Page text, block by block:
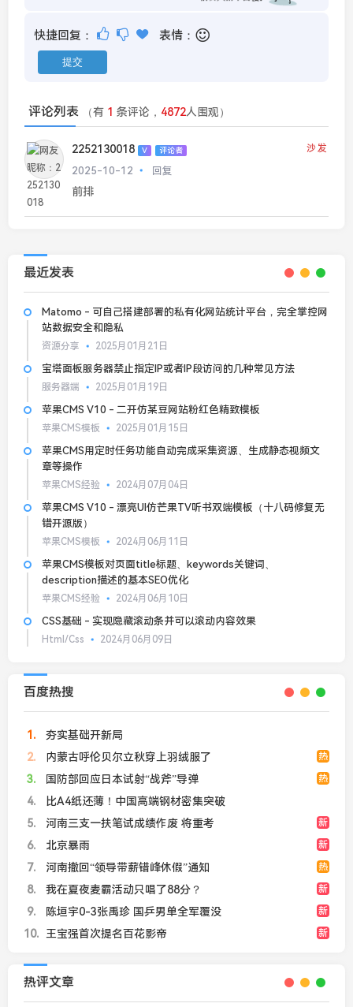
快捷回复： 表情：
评论列表 （有 1 条评论， 4872人围观）
2252130018 V 评论者 沙发
2025-10-12 回复
前排
最近发表
Matomo - 可自己搭建部署的私有化网站统计平台，完全掌控网
站数据安全和隐私
资源分享 2025月01月21日
宝塔面板服务器禁止指定IP或者IP段访问的几种常见方法
服务器端 2025月01月19日
苹果CMS V10 - 二开仿某豆网站粉红色精致模板
苹果CMS模板 2025月01月15日
苹果CMS用定时任务功能自动完成采集资源、生成静态视频文
章等操作
苹果CMS经验 2024月07月04日
苹果CMS V10 - 漂亮UI仿芒果TV听书双端模板（十八码修复无
错开源版）
苹果CMS模板 2024月06月11日
苹果CMS模板对页面title标题、keywords关键词、
description描述的基本SEO优化
苹果CMS经验 2024月06月10日
CSS基础 - 实现隐藏滚动条并可以滚动内容效果
Html/Css 2024月06月09日
百度热搜
1
夯实基础开新局
2
热
内蒙古呼伦贝尔立秋穿上羽绒服了
3
热
国防部回应日本试射“战斧”导弹
4
比A4纸还薄！中国高端钢材密集突破
5
新
河南三支一扶笔试成绩作废 将重考
6
新
北京暴雨
7
热
河南撤回“领导带薪错峰休假”通知
8
新
我在夏夜麦霸活动只唱了88分？
9
新
陈垣宇0-3张禹珍 国乒男单全军覆没
10
新
王宝强首次提名百花影帝
热评文章